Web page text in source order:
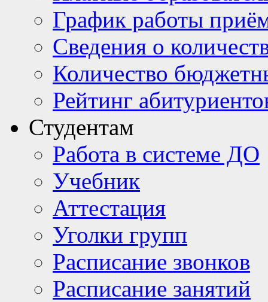
График работы
Сведения о
Количество
Рейтинг
Студентам
Работа в системе ДО
Учебник
Аттестация
Уголки групп
Расписание звонков
Расписание занятий